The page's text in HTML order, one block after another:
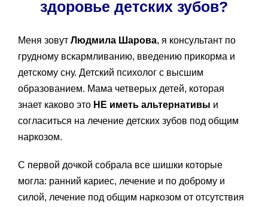
здоровье детских зубов?
Меня зовут Людмила Шарова, я консультант по
грудному вскармливанию, введению прикорма и
детскому сну. Детский психолог с высшим
образованием. Мама четверых детей, которая
знает каково это НЕ иметь альтернативы и
согласиться на лечение детских зубов под общим
наркозом.
С первой дочкой собрала все шишки которые
могла: ранний кариес, лечение и по доброму и
силой, лечение под общим наркозом от отсутствия